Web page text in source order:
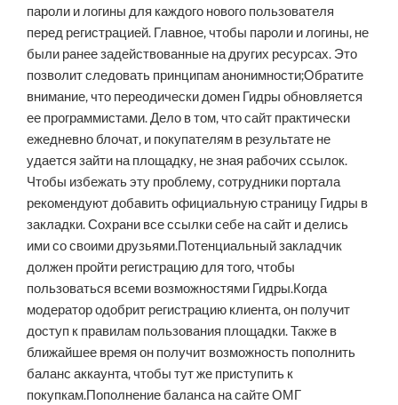
пароли и логины для каждого нового пользователя
перед регистрацией. Главное, чтобы пароли и логины, не
были ранее задействованные на других ресурсах. Это
позволит следовать принципам анонимности;Обратите
внимание, что переодически домен Гидры обновляется
ее программистами. Дело в том, что сайт практически
ежедневно блочат, и покупателям в результате не
удается зайти на площадку, не зная рабочих ссылок.
Чтобы избежать эту проблему, сотрудники портала
рекомендуют добавить официальную страницу Гидры в
закладки. Сохрани все ссылки себе на сайт и делись
ими со своими друзьями.Потенциальный закладчик
должен пройти регистрацию для того, чтобы
пользоваться всеми возможностями Гидры.Когда
модератор одобрит регистрацию клиента, он получит
доступ к правилам пользования площадки. Также в
ближайшее время он получит возможность пополнить
баланс аккаунта, чтобы тут же приступить к
покупкам.Пополнение баланса на сайте ОМГ